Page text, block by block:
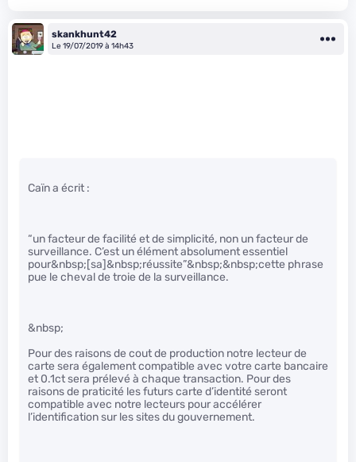
skankhunt42
Le 19/07/2019 à 14h43
Caïn a écrit :
“un facteur de facilité et de simplicité, non un facteur de
surveillance. C’est un élément absolument essentiel
pour&nbsp;[sa]&nbsp;réussite”&nbsp;&nbsp;cette phrase
pue le cheval de troie de la surveillance.
&nbsp;
Pour des raisons de cout de production notre lecteur de
carte sera également compatible avec votre carte bancaire
et 0.1ct sera prélevé à chaque transaction. Pour des
raisons de praticité les futurs carte d’identité seront
compatible avec notre lecteurs pour accélérer
l’identification sur les sites du gouvernement.